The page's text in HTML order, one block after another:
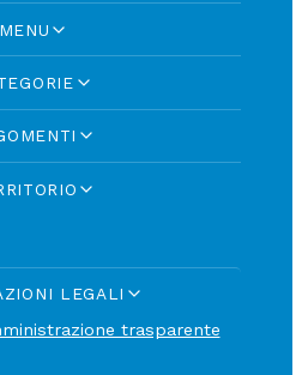
MENU
LEGALI
trasparente